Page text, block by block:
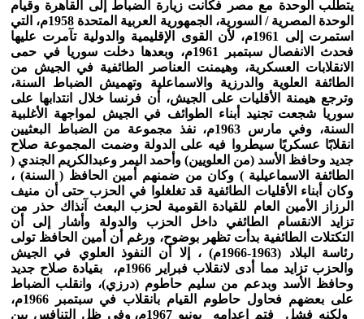
يتطلب الوحدة مع مصر فكانت زيارة الضباط إلى القاهرة وقيام
الوحدة المصرية / السورية، الجمهورية العربية المتحدة 1958م، التي
استمرت إلى 1961م، لأن القوى الإقليمية والدولية تآمرت عليها
فحدث الانفصال سبتمبر 1961م، وبعدها دخلت سوريا في حمى
الانقلابات العسكرية، وهيمنت العناصر الطائفية في الجيش من
الطائفة العلوية والدرزية والاسماعلية وتهميش الضباط السنة،
وترجع هيمنة الأقليات على الجيش، أن فرنسا خلال انتدابها على
سوريا شجعت تجنيد أبناء الطوائف في الجيش لمواجهة الأغلبية
السنة، وفي مارس 1963م، نفذ مجموعة من الضباط البعثيين
انقلابًا عسكريًا سيطروا فيه على الدولة وضمت المجموعة صلاح
جديد وحافظ الأسد (من العلويين) وأحمد اليمر وعبدالكريم الجندي (
الطائفة الاسماعيلية ) وكان من ضمنهم أمين الحافظ ( السنة) ،
وكان أبناء الأقليات الطائفية قد تغلغلوا في الحزب حتى أن منيف
الرزاز الأمين العام للقيادة القومية لحزب البعث آنذاك حذر من
تزايد الانقسام الطائفي داخل الحزب والدولة وأشار إلى أن
التكتلات الطائفية بدأت تظهر بوضوح، ورغم أن أمين الحافظ تولى
رئاسة البلاد (1963-1966م) ، إلا أن النفوذ العلوي في الجيش
والحزب تزايد مما أدى لانقلاب فبراير 1966م، بقيادة صلاح جديد
وحافظ الأسد وبدعم من سليم حاطوم (درزي)، وانقلب الضباط
على بعضهم فحاول حاطوم القيام بانقلاب في سبتمبر 1966م،
ولكنه فشل فتم إعدامه يونيو 1967م، وفي ظل التنافس بين